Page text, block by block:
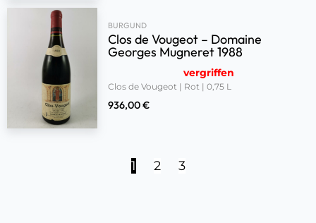
BURGUND
Clos de Vougeot – Domaine
Georges Mugneret 1988
vergriffen
Clos de Vougeot | Rot | 0,75 L
936,00€
1 2 3